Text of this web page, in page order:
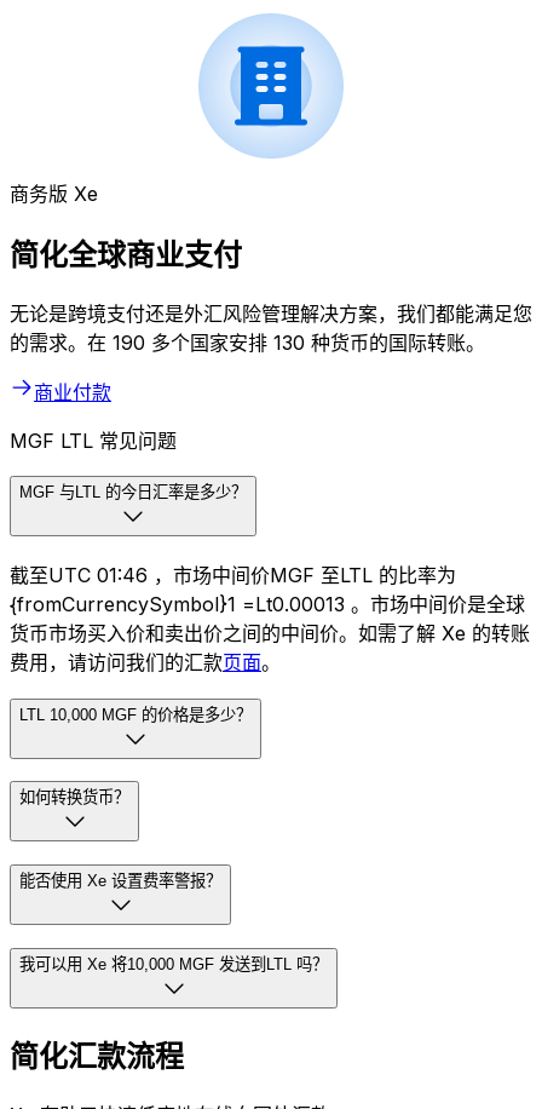
商务版 Xe
简化全球商业支付
无论是跨境支付还是外汇风险管理解决方案，我们都能满足您
的需求。在 190 多个国家安排 130 种货币的国际转账。
商业付款
MGF LTL 常见问题
MGF 与LTL 的今日汇率是多少？
截至UTC 01:46 ，市场中间价MGF 至LTL 的比率为
{fromCurrencySymbol}1 =Lt0.00013 。市场中间价是全球
货币市场买入价和卖出价之间的中间价。如需了解 Xe 的转账
费用，请访问我们的汇款页面。
LTL 10,000 MGF 的价格是多少？
如何转换货币？
能否使用 Xe 设置费率警报？
我可以用 Xe 将10,000 MGF 发送到LTL 吗？
简化汇款流程